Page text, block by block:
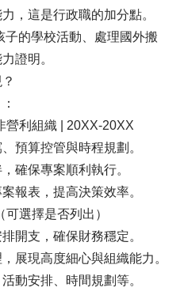
，這是行政職的加分點。
的學校活動、處理國外搬
證明。
營利組織 | 20XX-20XX
預算控管與時程規劃。
確保專案順利執行。
報表，提高決策效率。
選擇是否列出）
開支，確保財務穩定。
展現高度細心與組織能力。
動安排、時間規劃等。